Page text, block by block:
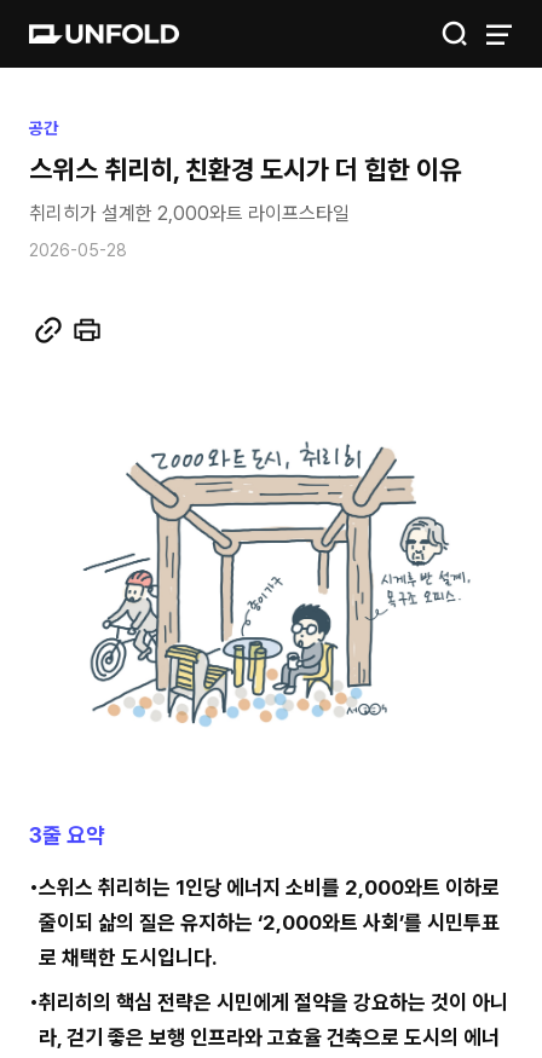
IGIS
공간
공간
스위스 취리히, 친환경 도시가 더 힙한 이유
취리히가 설계한 2,000와트 라이프스타일
2026-05-28
3줄 요약
스위스 취리히는 1인당 에너지 소비를 2,000와트 이하로
줄이되 삶의 질은 유지하는 ‘2,000와트 사회’를 시민투표
로 채택한 도시입니다.
취리히의 핵심 전략은 시민에게 절약을 강요하는 것이 아니
라, 걷기 좋은 보행 인프라와 고효율 건축으로 도시의 에너